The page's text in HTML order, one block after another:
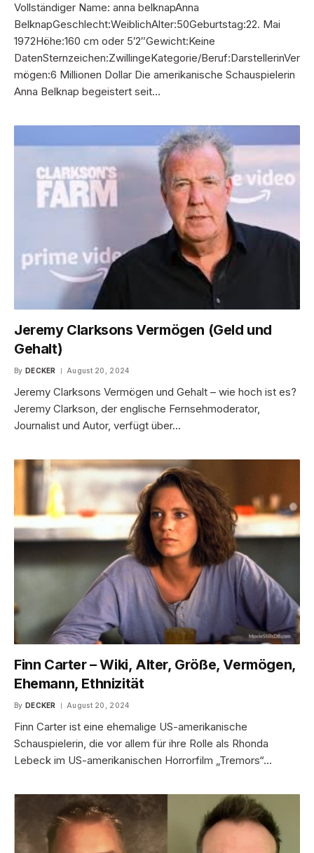
Vollständiger Name: anna belknapAnna
BelknapGeschlecht:WeiblichAlter:50Geburtstag:22. Mai
1972Höhe:160 cm oder 5′2″Gewicht:Keine
DatenSternzeichen:ZwillingeKategorie/Beruf:DarstellerinVer
mögen:6 Millionen Dollar Die amerikanische Schauspielerin
Anna Belknap begeistert seit…
Jeremy Clarksons Vermögen (Geld und
Gehalt)
By DECKER August 20, 2024
Jeremy Clarksons Vermögen und Gehalt – wie hoch ist es?
Jeremy Clarkson, der englische Fernsehmoderator,
Journalist und Autor, verfügt über…
Finn Carter – Wiki, Alter, Größe, Vermögen,
Ehemann, Ethnizität
By DECKER August 20, 2024
Finn Carter ist eine ehemalige US-amerikanische
Schauspielerin, die vor allem für ihre Rolle als Rhonda
Lebeck im US-amerikanischen Horrorfilm „Tremors“…